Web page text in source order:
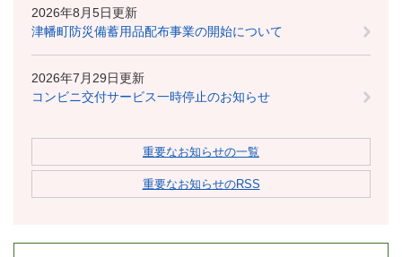
2026年8月5日更新
津幡町防災備蓄用品配布事業の開始について
2026年7月29日更新
コンビニ交付サービス一時停止のお知らせ
重要なお知らせの一覧
重要なお知らせのRSS